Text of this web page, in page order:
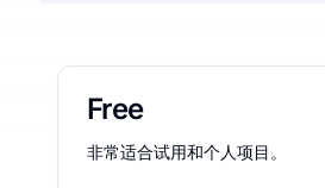
Free
非常适合试用和个人项目。